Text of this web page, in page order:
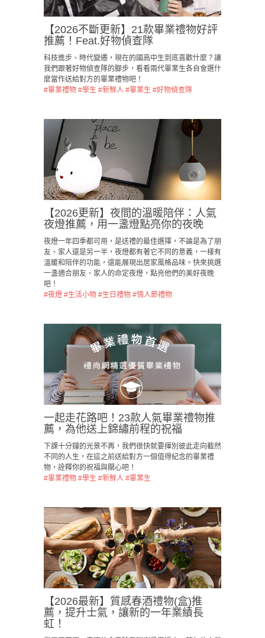
【2026不斷更新】21款畢業禮物好評
推薦！Feat.好物偵查隊
科技進步、時代變遷，現在的國高中生到底喜歡什麼？讓
我們跟著好物偵查隊的腳步，看看兩代畢業生各自會選什
麼當作送給對方的畢業禮物吧！
#畢業禮物 #學生 #新鮮人 #畢業生 #好物偵查隊
【2026更新】夜間的溫暖陪伴：人氣
夜燈推薦，用一盞燈點亮你的夜晚
夜燈一年四季都可用，是送禮的最佳選擇，不論是為了朋
友、家人還是另一半，夜燈都有著它不同的意義，一樣有
溫暖和陪伴的功能，還能展現出居家風格品味。快來挑選
一盞適合朋友、家人的命定夜燈，點亮他們的美好夜晚
吧！
#夜燈 #生活小物 #生日禮物 #情人節禮物
一起走花路吧！23款人氣畢業禮物推
薦，為他送上錦繡前程的祝福
下課十分鐘的光景不再，我們很快就要揮別彼此走向截然
不同的人生，在這之前送給對方一個值得紀念的畢業禮
物，詮釋你的祝福與關心吧！
#畢業禮物 #學生 #新鮮人 #畢業生
【2026最新】質感春酒禮物(盒)推
薦，提升士氣，讓新的一年業績長
虹！